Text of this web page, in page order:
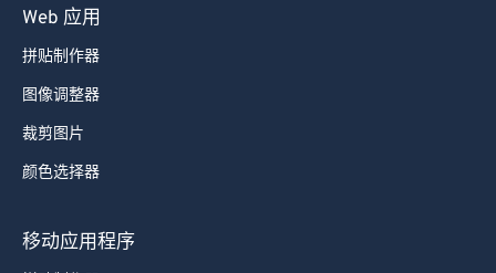
Web 应用
拼贴制作器
图像调整器
裁剪图片
颜色选择器
移动应用程序